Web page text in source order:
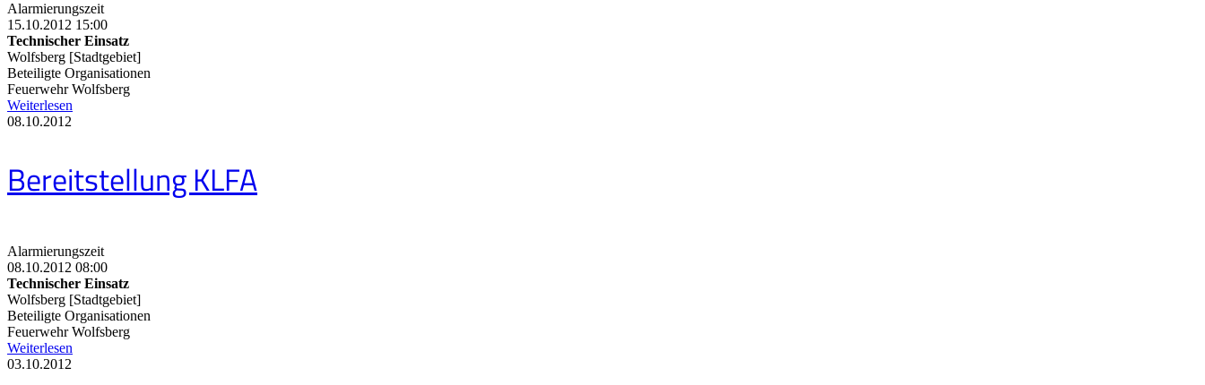
Alarmierungszeit
15.10.2012 15:00
Technischer Einsatz
Wolfsberg [Stadtgebiet]
Beteiligte Organisationen
Feuerwehr Wolfsberg
Weiterlesen
08.10.2012
Bereitstellung KLFA
Alarmierungszeit
08.10.2012 08:00
Technischer Einsatz
Wolfsberg [Stadtgebiet]
Beteiligte Organisationen
Feuerwehr Wolfsberg
Weiterlesen
03.10.2012